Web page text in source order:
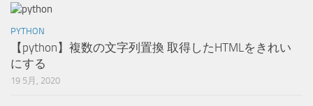
PYTHON
【python】複数の文字列置換 取得したHTMLをきれい
にする
19 5月, 2020